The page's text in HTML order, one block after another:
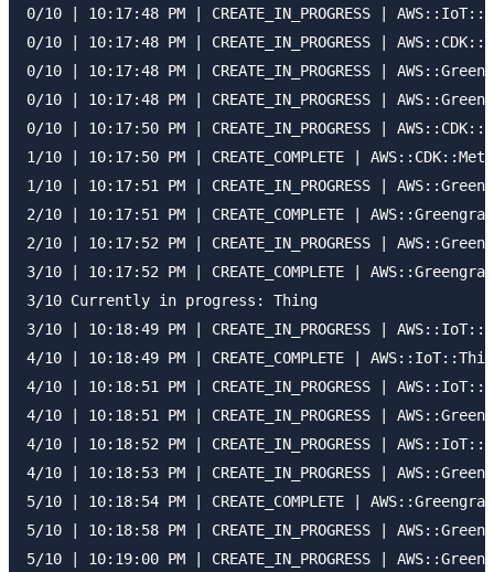
0/10 | 10:17:48 PM | CREATE_IN_PROGRESS |
0/10 | 10:17:48 PM | CREATE_IN_PROGRESS |
0/10 | 10:17:48 PM | CREATE_IN_PROGRESS |
0/10 | 10:17:48 PM | CREATE_IN_PROGRESS |
0/10 | 10:17:50 PM | CREATE_IN_PROGRESS |
1/10 | 10:17:50 PM | CREATE_COMPLETE |
1/10 | 10:17:51 PM | CREATE_IN_PROGRESS |
2/10 | 10:17:51 PM | CREATE_COMPLETE |
2/10 | 10:17:52 PM | CREATE_IN_PROGRESS |
3/10 | 10:17:52 PM | CREATE_COMPLETE |
3/10 Currently in progress: Thing
3/10 | 10:18:49 PM | CREATE_IN_PROGRESS |
4/10 | 10:18:49 PM | CREATE_COMPLETE |
4/10 | 10:18:51 PM | CREATE_IN_PROGRESS |
4/10 | 10:18:51 PM | CREATE_IN_PROGRESS |
4/10 | 10:18:52 PM | CREATE_IN_PROGRESS |
4/10 | 10:18:53 PM | CREATE_IN_PROGRESS |
5/10 | 10:18:54 PM | CREATE_COMPLETE |
5/10 | 10:18:58 PM | CREATE_IN_PROGRESS |
5/10 | 10:19:00 PM | CREATE_IN_PROGRESS |